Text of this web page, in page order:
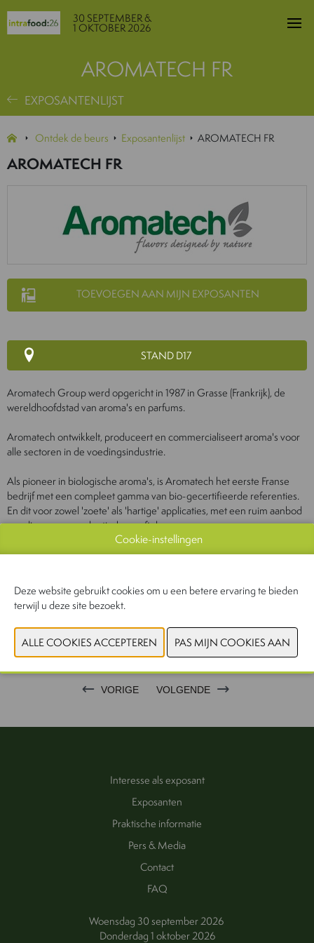
30 SEPTEMBER &
1 OKTOBER 2026
AROMATECH FR
EXPOSANTENLIJST
Ontdek de beurs Exposantenlijst AROMATECH FR
AROMATECH FR
TOEVOEGEN AAN MIJN EXPOSANTEN
STAND D17
Aromatech Group werd opgericht in 1987 in Grasse (Frankrijk), de
wereldhoofdstad van aroma's en parfums.
Aromatech ontwikkelt, produceert en commercialiseert aroma's voor
alle sectoren in de voedingsindustrie.
Als pioneer in biologische aroma's, is Aromatech het eerste Franse
bedrijf met een compleet gamma van bio-gecertifieerde referenties.
En dit voor zowel 'zoete' als 'hartige' applicaties, met een ruim aanbod
aan diverse organoleptische profielen.
WEBSITE CATALOGUS
PRODUCTGROEP
VORIGE VOLGENDE
Interesse als exposant
Exposanten
Praktische informatie
Pers & Media
Contact
FAQ
Woensdag 30 september 2026
Donderdag 1 oktober 2026
Cookie-instellingen
Deze website gebruikt cookies om u een betere ervaring te bieden
terwijl u deze site bezoekt.